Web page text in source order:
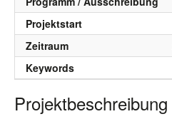
Projektstart
Zeitraum
Keywords
Projektbeschreibung